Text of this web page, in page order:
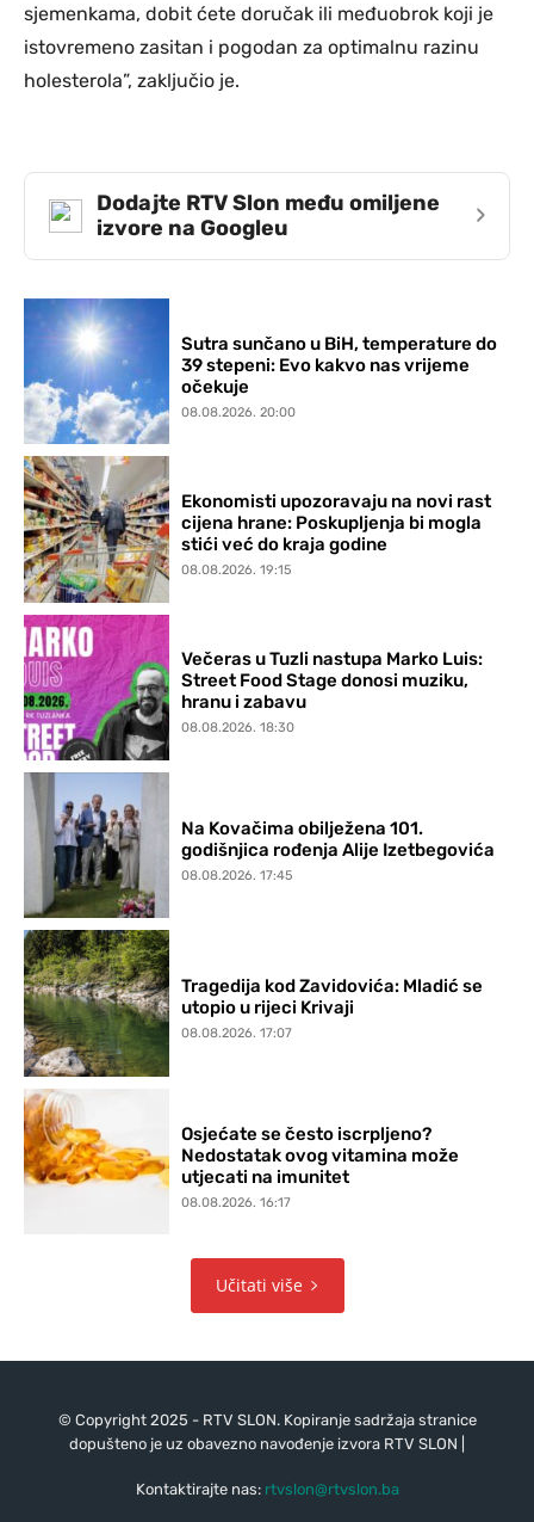
sjemenkama, dobit ćete doručak ili međuobrok koji je
istovremeno zasitan i pogodan za optimalnu razinu
holesterola”, zaključio je.
Dodajte RTV Slon među omiljene
izvore na Googleu
›
Sutra sunčano u BiH, temperature do
39 stepeni: Evo kakvo nas vrijeme
očekuje
08.08.2026. 20:00
Ekonomisti upozoravaju na novi rast
cijena hrane: Poskupljenja bi mogla
stići već do kraja godine
08.08.2026. 19:15
Večeras u Tuzli nastupa Marko Luis:
Street Food Stage donosi muziku,
hranu i zabavu
08.08.2026. 18:30
Na Kovačima obilježena 101.
godišnjica rođenja Alije Izetbegovića
08.08.2026. 17:45
Tragedija kod Zavidovića: Mladić se
utopio u rijeci Krivaji
08.08.2026. 17:07
Osjećate se često iscrpljeno?
Nedostatak ovog vitamina može
utjecati na imunitet
08.08.2026. 16:17
Učitati više
© Copyright 2025 - RTV SLON. Kopiranje sadržaja stranice
dopušteno je uz obavezno navođenje izvora RTV SLON |
Kontaktirajte nas: rtvslon@rtvslon.ba